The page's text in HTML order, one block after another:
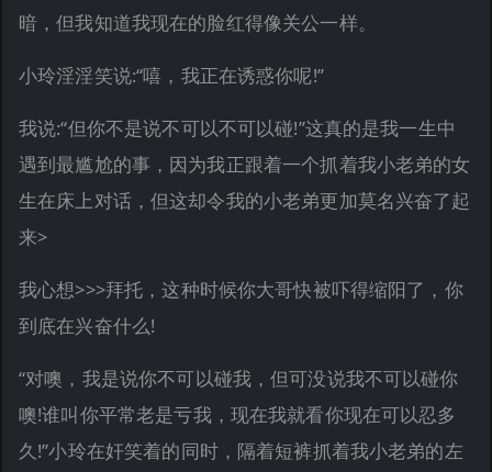
暗，但我知道我现在的脸红得像关公一样。
小玲淫淫笑说:“嘻，我正在诱惑你呢!”
我说:“但你不是说不可以不可以碰!”这真的是我一生中
遇到最尴尬的事，因为我正跟着一个抓着我小老弟的女
生在床上对话，但这却令我的小老弟更加莫名兴奋了起
来>
我心想>>>拜托，这种时候你大哥快被吓得缩阳了，你
到底在兴奋什么!
“对噢，我是说你不可以碰我，但可没说我不可以碰你
噢!谁叫你平常老是亏我，现在我就看你现在可以忍多
久!”小玲在奸笑着的同时，隔着短裤抓着我小老弟的左